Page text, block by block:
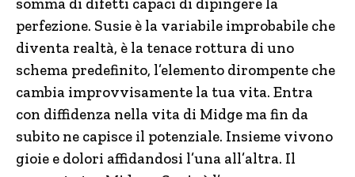
perfezione. Susie è la variabile improbabile che
diventa realtà, è la tenace rottura di uno
schema predefinito, l’elemento dirompente che
cambia improvvisamente la tua vita. Entra
con diffidenza nella vita di Midge ma fin da
subito ne capisce il potenziale. Insieme vivono
gioie e dolori affidandosi l’una all’altra. Il